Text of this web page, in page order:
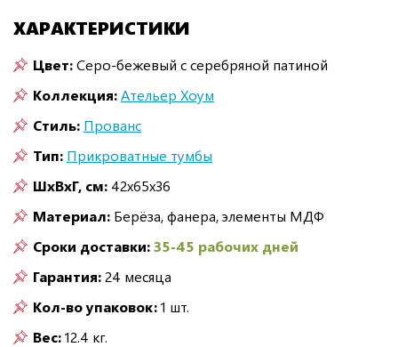
ХАРАКТЕРИСТИКИ
Цвет:Серо-бежевый с серебряной патиной
Коллекция:Ательер Хоум
Стиль: Прованс
Тип: Прикроватные тумбы
ШxВxГ, см: 42x65x36
Материал: Берёза, фанера, элементы МДФ
Сроки доставки:35-45 рабочих дней
Гарантия:24 месяца
Кол-во упаковок:1 шт.
Вес:12.4 кг.